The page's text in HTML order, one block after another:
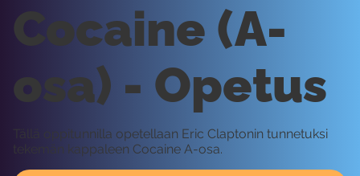
Cocaine (A-
osa) - Opetus
Tällä oppitunnilla opetellaan Eric Claptonin tunnetuksi
tekemän kappaleen Cocaine A-osa.